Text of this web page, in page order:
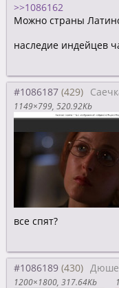
>>1086162
Можно страны
наследие индейцев
#1086187
1149×799 520.92Kb
все спят?
#1086189
1200×1800 317.64Kb